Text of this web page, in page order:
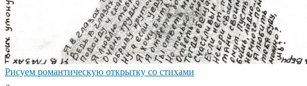
Рисуем романтическую открытку со стихами